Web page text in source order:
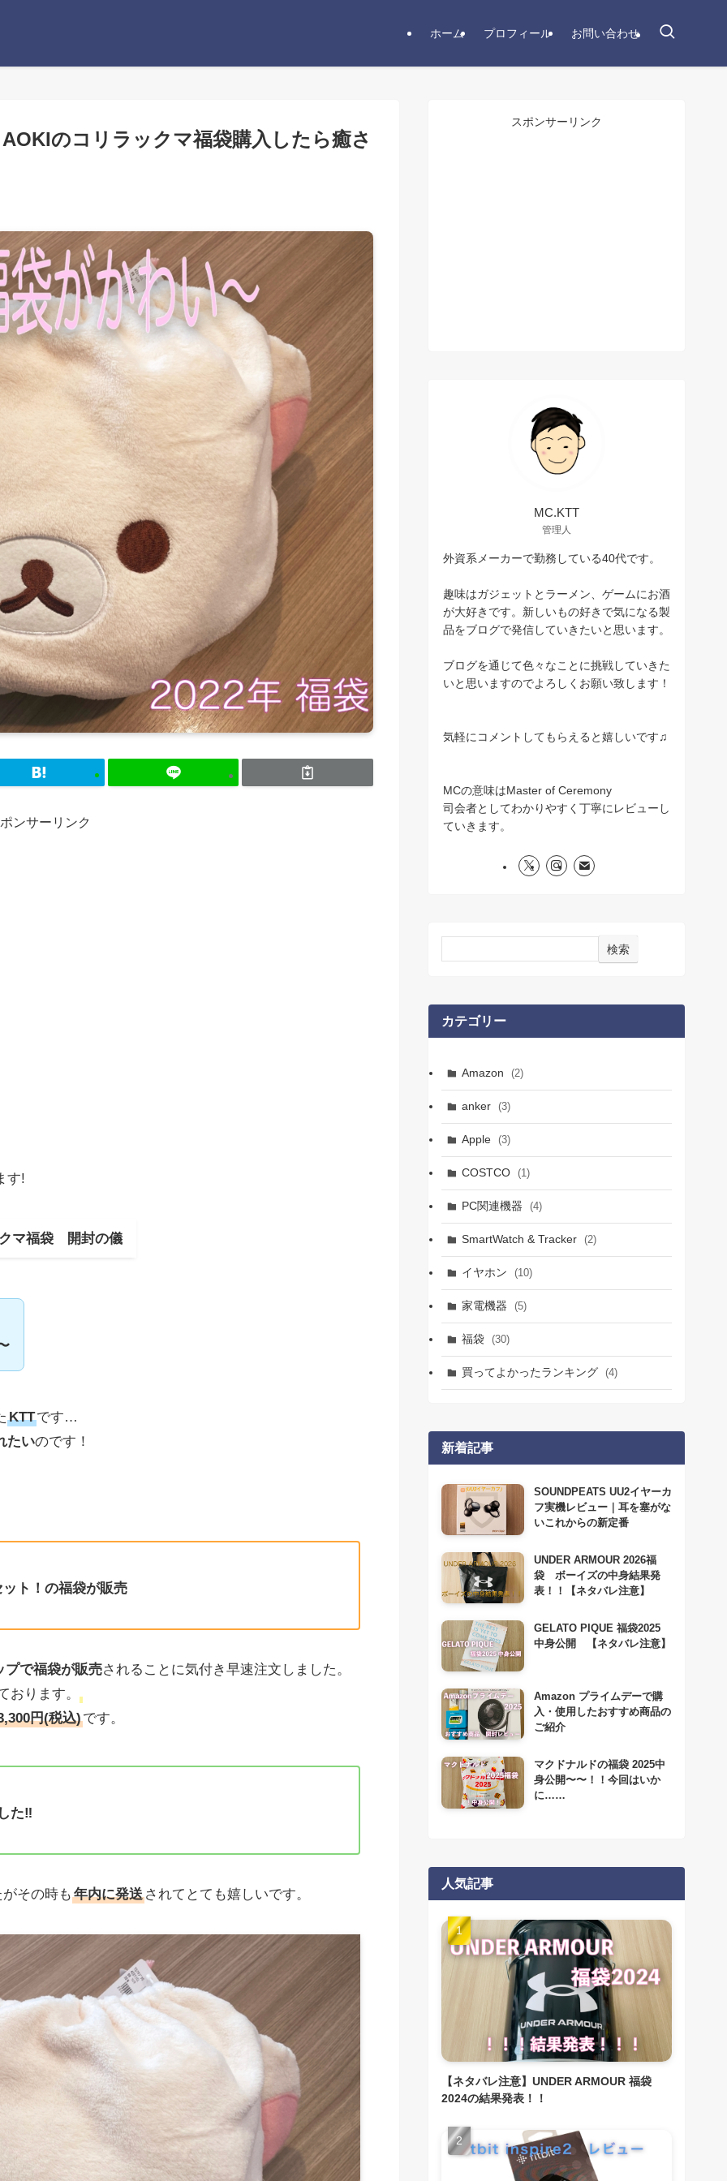
ホーム プロフィール お問い合わせ
のコリラックマ福袋購入したら癒さ
ンサーリンク
す!
マ福袋 開封の儀
KTTです…
たいのです！
ト！の福袋が販売
プで福袋が販売されることに気付き早速注文しました。
おります。
円(税込)です。
た‼︎
その時も 年内に発送 されてとても嬉しいです。
スポンサーリンク
MC.KTT
管理人
外資系メーカーで勤務している40代です。
趣味はガジェットとラーメン、ゲームにお酒
が大好きです。新しいもの好きで気になる製
品をブログで発信していきたいと思います。
ブログを通じて色々なことに挑戦していきた
いと思いますのでよろしくお願い致します！
気軽にコメントしてもらえると嬉しいです♫
MCの意味はMaster of Ceremony
司会者としてわかりやすく丁寧にレビューし
ていきます。
検索
カテゴリー
Amazon (2)
anker (3)
Apple (3)
COSTCO (1)
PC関連機器 (4)
SmartWatch & Tracker (2)
イヤホン (10)
家電機器 (5)
福袋 (30)
買ってよかったランキング (4)
新着記事
SOUNDPEATS UU2イヤーカ
フ実機レビュー｜耳を塞がな
いこれからの新定番
UNDER ARMOUR 2026福
袋 ボーイズの中身結果発
表！！【ネタバレ注意】
GELATO PIQUE 福袋2025
中身公開 【ネタバレ注意】
Amazon プライムデーで購
入・使用したおすすめ商品の
ご紹介
マクドナルドの福袋 2025中
身公開〜〜！！今回はいか
に……
人気記事
【ネタバレ注意】UNDER ARMOUR 福袋
2024の結果発表！！